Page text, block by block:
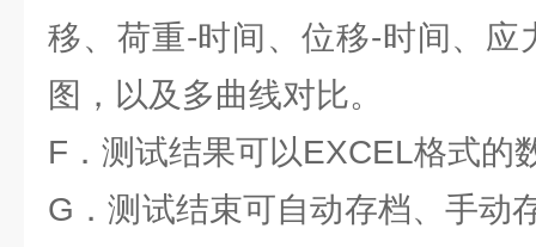
移、荷重-时间、位移-时间、应
图，以及多曲线对比。
F．测试结果可以EXCEL格式的
G．测试结束可自动存档、手动